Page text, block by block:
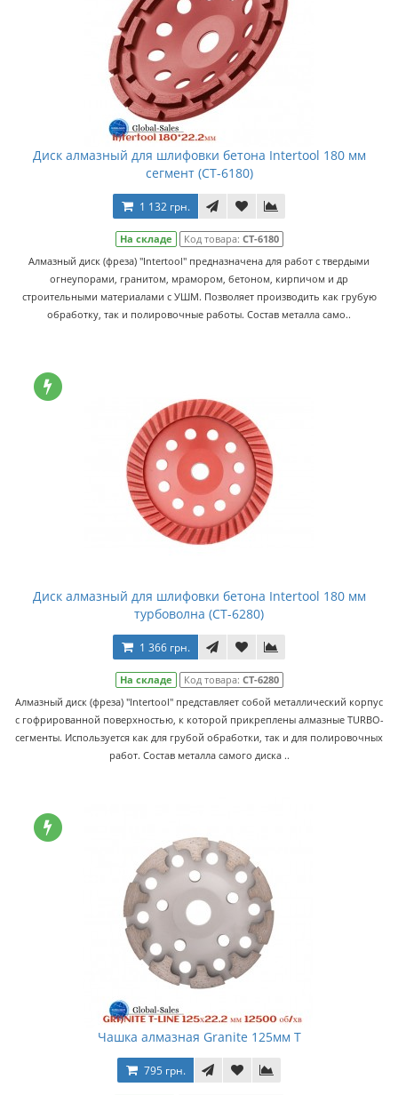
Диск алмазный для шлифовки бетона Intertool 180 мм
сегмент (CT-6180)
1 132 грн.
На складе Код товара: CT-6180
Алмазный диск (фреза) "Intertool" предназначена для работ с твердыми
огнеупорами, гранитом, мрамором, бетоном, кирпичом и др
строительными материалами с УШМ. Позволяет производить как грубую
обработку, так и полировочные работы. Состав металла само..
Диск алмазный для шлифовки бетона Intertool 180 мм
турбоволна (CT-6280)
1 366 грн.
На складе Код товара: CT-6280
Алмазный диск (фреза) "Intertool" представляет собой металлический корпус
с гофрированной поверхностью, к которой прикреплены алмазные TURBO-
сегменты. Используется как для грубой обработки, так и для полировочных
работ. Состав металла самого диска ..
Чашка алмазная Granite 125мм T
795 грн.